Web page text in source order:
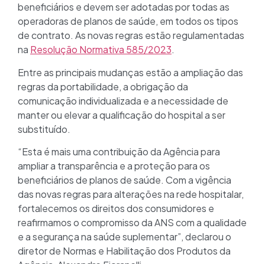
beneficiários e devem ser adotadas por todas as
operadoras de planos de saúde, em todos os tipos
de contrato. As novas regras estão regulamentadas
na Resolução Normativa 585/2023.
Entre as principais mudanças estão a ampliação das
regras da portabilidade, a obrigação da
comunicação individualizada e a necessidade de
manter ou elevar a qualificação do hospital a ser
substituído.
“Esta é mais uma contribuição da Agência para
ampliar a transparência e a proteção para os
beneficiários de planos de saúde. Com a vigência
das novas regras para alterações na rede hospitalar,
fortalecemos os direitos dos consumidores e
reafirmamos o compromisso da ANS com a qualidade
e a segurança na saúde suplementar”, declarou o
diretor de Normas e Habilitação dos Produtos da